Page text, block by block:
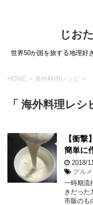
じお
世界50か国を旅する地理好
HOME > 海外料理レシピ >
「 海外料理レシ
【衝
簡単に
2018/
グルメ
一時期流
きだった
市販のも